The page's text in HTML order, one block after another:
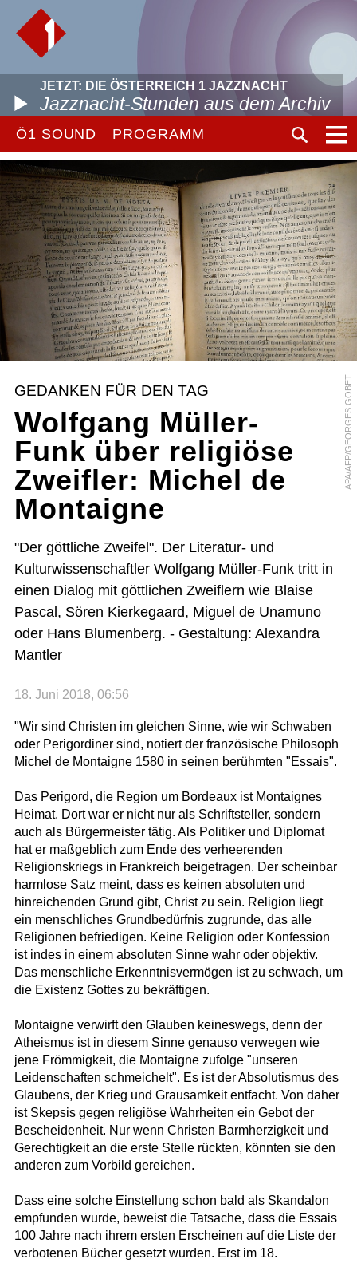
JETZT: DIE ÖSTERREICH 1 JAZZNACHT
Jazznacht-Stunden aus dem Archiv
Ö1 SOUND PROGRAMM
APA/AFP/GEORGES GOBET
GEDANKEN FÜR DEN TAG
Wolfgang Müller-
Funk über religiöse
Zweifler: Michel de
Montaigne
"Der göttliche Zweifel". Der Literatur- und
Kulturwissenschaftler Wolfgang Müller-Funk tritt in
einen Dialog mit göttlichen Zweiflern wie Blaise
Pascal, Sören Kierkegaard, Miguel de Unamuno
oder Hans Blumenberg. - Gestaltung: Alexandra
Mantler
18. Juni 2018, 06:56
"Wir sind Christen im gleichen Sinne, wie wir Schwaben
oder Perigordiner sind, notiert der französische Philosoph
Michel de Montaigne 1580 in seinen berühmten "Essais".
Das Perigord, die Region um Bordeaux ist Montaignes
Heimat. Dort war er nicht nur als Schriftsteller, sondern
auch als Bürgermeister tätig. Als Politiker und Diplomat
hat er maßgeblich zum Ende des verheerenden
Religionskriegs in Frankreich beigetragen. Der scheinbar
harmlose Satz meint, dass es keinen absoluten und
hinreichenden Grund gibt, Christ zu sein. Religion liegt
ein menschliches Grundbedürfnis zugrunde, das alle
Religionen befriedigen. Keine Religion oder Konfession
ist indes in einem absoluten Sinne wahr oder objektiv.
Das menschliche Erkenntnisvermögen ist zu schwach, um
die Existenz Gottes zu bekräftigen.
Montaigne verwirft den Glauben keineswegs, denn der
Atheismus ist in diesem Sinne genauso verwegen wie
jene Frömmigkeit, die Montaigne zufolge "unseren
Leidenschaften schmeichelt". Es ist der Absolutismus des
Glaubens, der Krieg und Grausamkeit entfacht. Von daher
ist Skepsis gegen religiöse Wahrheiten ein Gebot der
Bescheidenheit. Nur wenn Christen Barmherzigkeit und
Gerechtigkeit an die erste Stelle rückten, könnten sie den
anderen zum Vorbild gereichen.
Dass eine solche Einstellung schon bald als Skandalon
empfunden wurde, beweist die Tatsache, dass die Essais
100 Jahre nach ihrem ersten Erscheinen auf die Liste der
verbotenen Bücher gesetzt wurden. Erst im 18.